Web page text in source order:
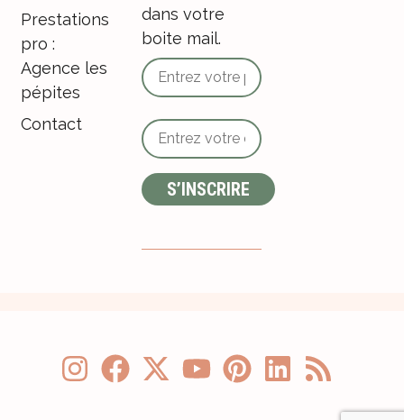
Prestations
pro :
Agence les
pépites
Contact
dans votre
boite mail.